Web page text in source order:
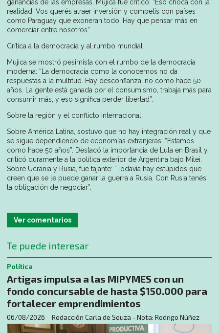
ganancias de las empresas, Mujica fue crítico: “Eso choca con la
realidad. Vos querés atraer inversión y competís con países
como Paraguay que exoneran todo. Hay que pensar más en
comerciar entre nosotros”.
Crítica a la democracia y al rumbo mundial
Mujica se mostró pesimista con el rumbo de la democracia
moderna: “La democracia como la conocemos no da
respuestas a la multitud. Hay desconfianza, no como hace 50
años. La gente está ganada por el consumismo, trabaja más para
consumir más, y eso significa perder libertad”.
Sobre la región y el conflicto internacional
Sobre América Latina, sostuvo que no hay integración real y que
se sigue dependiendo de economías extranjeras: “Estamos
como hace 50 años”. Destacó la importancia de Lula en Brasil y
criticó duramente a la política exterior de Argentina bajo Milei.
Sobre Ucrania y Rusia, fue tajante: “Todavía hay estúpidos que
creen que se le puede ganar la guerra a Rusia. Con Rusia tenés
la obligación de negociar”.
Ver comentarios
Te puede interesar
Artigas impulsa a las MIPYMES con un
fondo concursable de hasta $150.000 para
fortalecer emprendimientos
Redacción Carla de Souza - Nota: Rodrigo Núñez
Política
06/08/2026